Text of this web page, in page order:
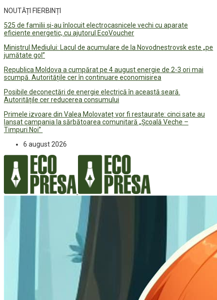
NOUTĂȚI FIERBINȚI
525 de familii și-au înlocuit electrocasnicele vechi cu aparate
eficiente energetic, cu ajutorul EcoVoucher
Ministrul Mediului: Lacul de acumulare de la Novodnestrovsk este „pe
jumătate gol”
Republica Moldova a cumpărat pe 4 august energie de 2-3 ori mai
scumpă. Autoritățile cer în continuare economisirea
Posibile deconectări de energie electrică în această seară.
Autoritățile cer reducerea consumului
Primele izvoare din Valea Molovateț vor fi restaurate: cinci sate au
lansat campania la sărbătoarea comunitară „Școală Veche –
Timpuri Noi”
6 august 2026